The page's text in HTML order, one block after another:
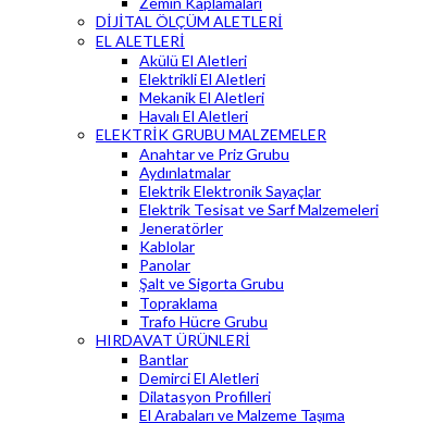
DİJİTAL ÖLÇÜM ALETLERİ
EL ALETLERİ
Akülü El Aletleri
Elektrikli El Aletleri
Mekanik El Aletleri
Havalı El Aletleri
ELEKTRİK GRUBU MALZEMELER
Anahtar ve Priz Grubu
Aydınlatmalar
Elektrik Elektronik Sayaçlar
Elektrik Tesisat ve Sarf Malzemeleri
Jeneratörler
Kablolar
Panolar
Şalt ve Sigorta Grubu
Topraklama
Trafo Hücre Grubu
HIRDAVAT ÜRÜNLERİ
Bantlar
Demirci El Aletleri
Dilatasyon Profilleri
El Arabaları ve Malzeme Taşıma